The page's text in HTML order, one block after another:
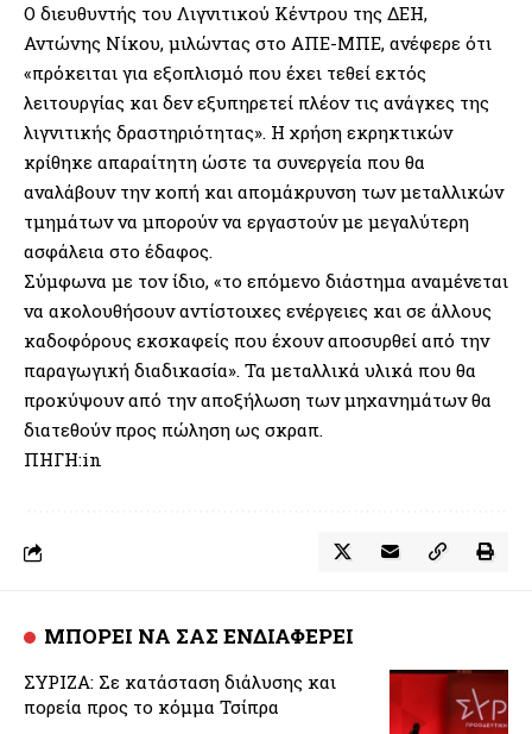
Ο διευθυντής του Λιγνιτικού Κέντρου της ΔΕΗ,
Αντώνης Νίκου, μιλώντας στο ΑΠΕ-ΜΠΕ, ανέφερε ότι
«πρόκειται για εξοπλισμό που έχει τεθεί εκτός
λειτουργίας και δεν εξυπηρετεί πλέον τις ανάγκες της
λιγνιτικής δραστηριότητας». Η χρήση εκρηκτικών
κρίθηκε απαραίτητη ώστε τα συνεργεία που θα
αναλάβουν την κοπή και απομάκρυνση των μεταλλικών
τμημάτων να μπορούν να εργαστούν με μεγαλύτερη
ασφάλεια στο έδαφος.
Σύμφωνα με τον ίδιο, «το επόμενο διάστημα αναμένεται
να ακολουθήσουν αντίστοιχες ενέργειες και σε άλλους
καδοφόρους εκσκαφείς που έχουν αποσυρθεί από την
παραγωγική διαδικασία». Τα μεταλλικά υλικά που θα
προκύψουν από την αποξήλωση των μηχανημάτων θα
διατεθούν προς πώληση ως σκραπ.
ΠΗΓΗ:in
ΜΠΟΡΕΙ ΝΑ ΣΑΣ ΕΝΔΙΑΦΕΡΕΙ
ΣΥΡΙΖΑ: Σε κατάσταση διάλυσης και
πορεία προς το κόμμα Τσίπρα